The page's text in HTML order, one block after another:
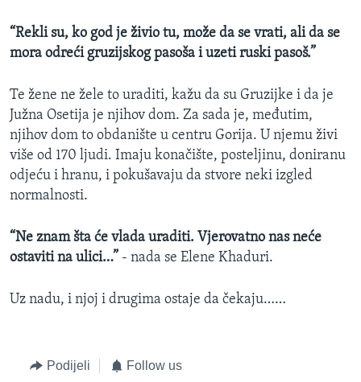
“Rekli su, ko god je živio tu, može da se vrati, ali da se
mora odreći gruzijskog pasoša i uzeti ruski pasoš.”
Te žene ne žele to uraditi, kažu da su Gruzijke i da je
Južna Osetija je njihov dom. Za sada je, međutim,
njihov dom to obdanište u centru Gorija. U njemu živi
više od 170 ljudi. Imaju konačište, posteljinu, doniranu
odjeću i hranu, i pokušavaju da stvore neki izgled
normalnosti.
“Ne znam šta će vlada uraditi. Vjerovatno nas neće
ostaviti na ulici…” - nada se Elene Khaduri.
Uz nadu, i njoj i drugima ostaje da čekaju……
Podijeli Follow us